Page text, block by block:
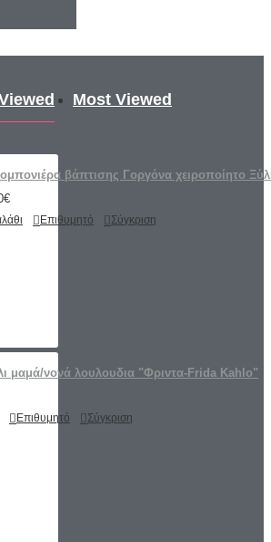
Most Viewed
βάπτισης Γοργόνα χειροποίητο
Επιθυμητό Σύγκριση
μαμά/νονά λουλουδια "Φριντα-Frida Kahlo"
Επιθυμητό Σύγκριση